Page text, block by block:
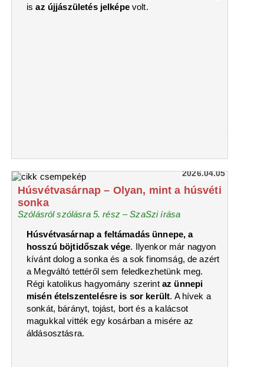
isaz újjászületés jelképevolt.
2026.04.05
Húsvétvasárnap – Olyan, mint a húsvéti
sonka
Szólásról szólásra 5. rész – SzaSzi írása
Húsvétvasárnap a feltámadás ünnepe, a
hosszú böjtidőszak vége. Ilyenkor már nagyon
kívánt dolog a sonka és a sok finomság, de azért
a Megváltó tettéről sem feledkezhetünk meg.
Régi katolikus hagyomány szerint az ünnepi
misén ételszentelésre is sor került. A hívek a
sonkát, bárányt, tojást, bort és a kalácsot
magukkal vitték egy kosárban a misére az
áldásosztásra.